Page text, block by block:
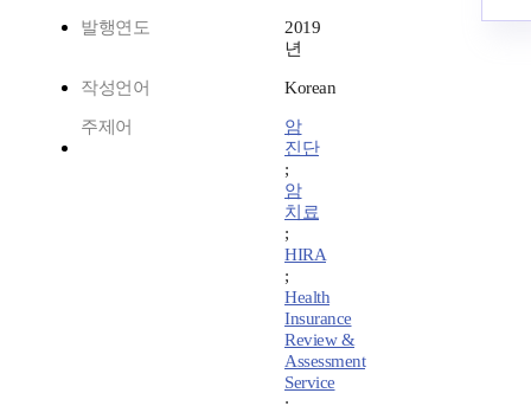
발행연도
2019
년
작성언어 Korean
주제어
암
진단
;
암
치료
;
HIRA
;
Health
Insurance
Review &
Assessment
Service